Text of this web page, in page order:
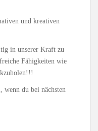
und kreativen
in unserer Kraft zu
Fähigkeiten wie
wenn du bei nächsten